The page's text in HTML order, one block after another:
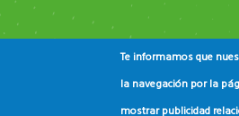
Te informamos que
la navegación por la
mostrar publicidad